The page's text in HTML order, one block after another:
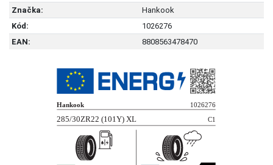
Značka:
Hankook
Kód:
1026276
EAN:
8808563478470